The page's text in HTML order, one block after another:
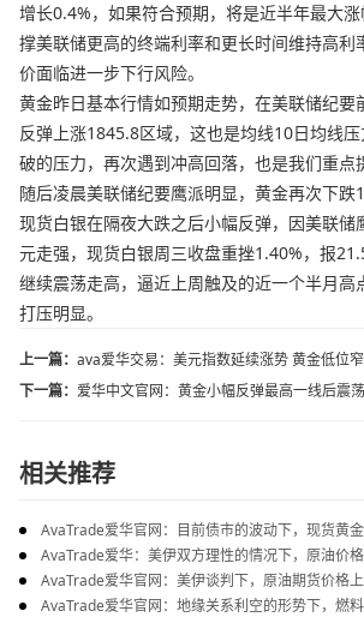
增长0.4%，如果符合预期，将是近半年最大
撑美联储更高的终端利率和更长时间维持高利
价面临进一步下行风险。
黄金昨日基本行情如预期走势，在美联储纪要
反弹上涨1845.8区域，这也是均线10日均线
破的压力，再次遇到冲高回落，也是我们重点
随后凌晨美联储纪要鹰派明显，黄金再次下跌
现货白银在隔夜大跌之后小幅反弹，因美联储
元走强，现货白银周三收盘重挫1.40%，报
继续震荡走高，逼近上周触及的近一个半月高
打压明显。
上一篇： ava爱华交易：美元指数延续涨势 黄金低位
下一篇： 爱华中文官网：黄金小幅反弹最高一线后震
相关推荐
AvaTrade爱华官网：目前债市的波动下，现货黄
势
AvaTrade爱华：美伊双方理性的情况下，原油价
AvaTrade爱华官网：美伊谈判下，原油期货价格
AvaTrade爱华官网：地缘关系利空的形势下，燃